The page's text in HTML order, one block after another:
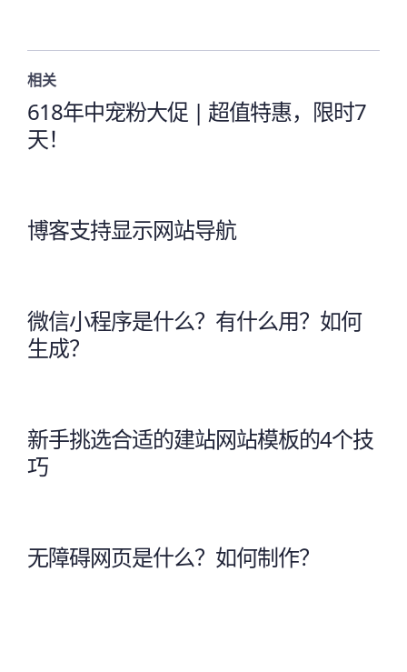
相关
618年中宠粉大促 | 超值特惠，限时7
天！
博客支持显示网站导航
微信小程序是什么？有什么用？如何
生成？
新手挑选合适的建站网站模板的4个技
巧
无障碍网页是什么？如何制作？